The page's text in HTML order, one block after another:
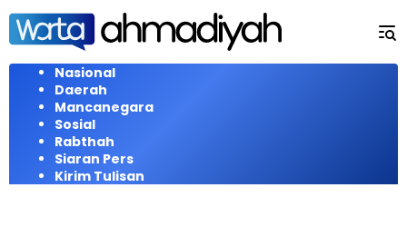
Langsung
konten
Nasional
Daerah
Mancanegara
Sosial
Rabthah
Siaran Pers
Kirim Tulisan